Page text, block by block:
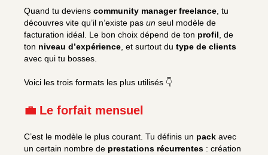
Quand tu deviens community manager freelance, tu
découvres vite qu’il n’existe pas un seul modèle de
facturation idéal. Le bon choix dépend de ton profil , de
ton niveau d’expérience, et surtout du type de clients
avec qui tu bosses.
Voici les trois formats les plus utilisés 👇
💼 Le forfait mensuel
C’est le modèle le plus courant. Tu définis un pack avec
un certain nombre de prestations récurrentes : création